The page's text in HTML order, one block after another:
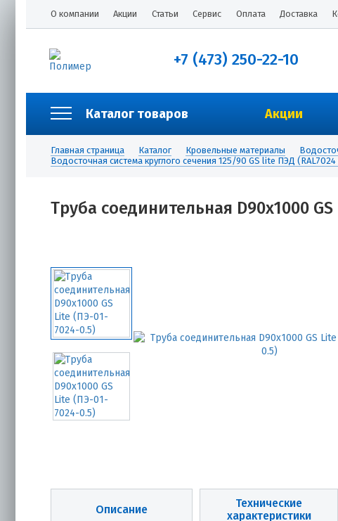
О компании Акции Статьи Сервис Оплата Доставка
+7 (473) 250-22-10
Каталог товаров Акции
Главная страница Каталог Кровельные материалы
Водосточная система круглого сечения 125/90 GS lite ПЭД
Труба соединительная D90х1000
Описание
Технические
характеристики